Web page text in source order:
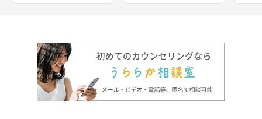
ラーさんです。認知行動
ニック症などの相談も得
意とされています。
ーさんです。会社や学校
れ、発達に特性のある方
の支援も多く行われてい
れて